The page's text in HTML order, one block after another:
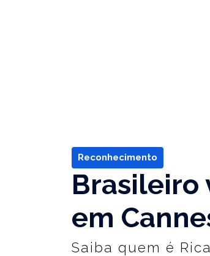
Reconhecimento
Brasileiro
em
Saiba quem é